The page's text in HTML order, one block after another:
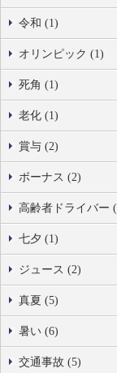
令和 (1)
オリンピック (1)
死角 (1)
老化 (1)
賞与 (2)
ボーナス (2)
高齢者ドライバー
七夕 (1)
ジュース (2)
真夏 (5)
暑い (6)
交通事故 (5)